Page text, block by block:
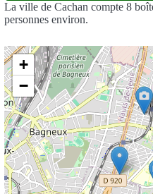
La ville de Cachan compte 8
personnes environ.
+
−